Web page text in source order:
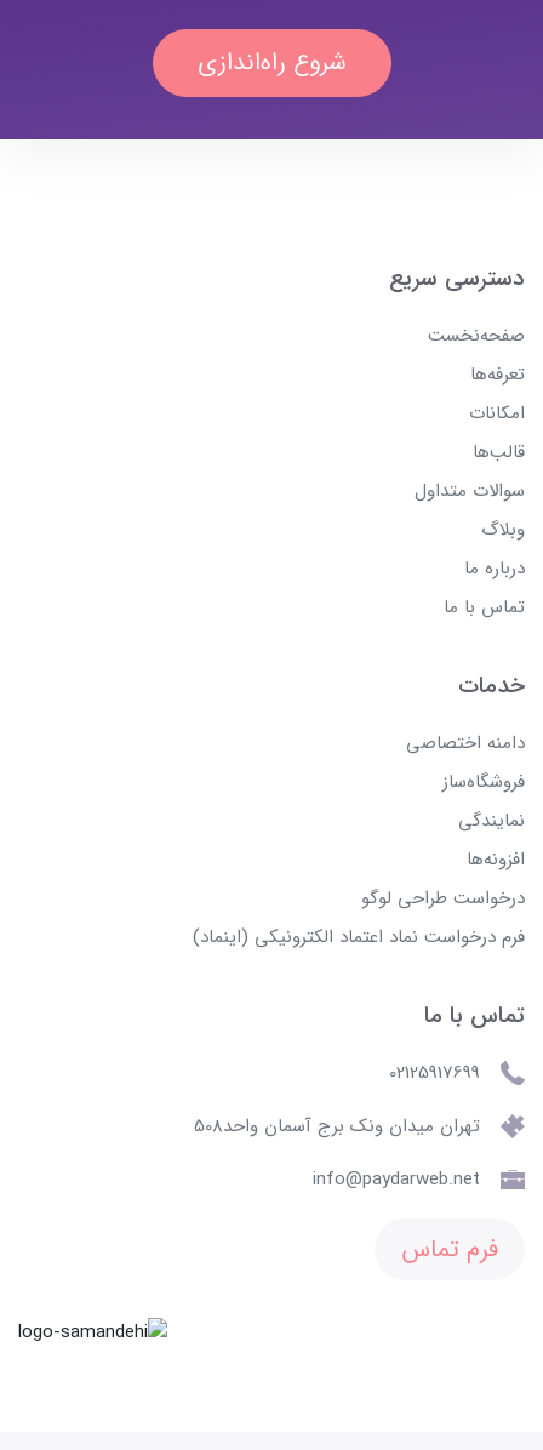
شروع راه‌اندازی
دسترسی سریع
صفحه‌نخست
تعرفه‌ها
امکانات
قالب‌ها
سوالات متداول
وبلاگ
درباره ما
تماس با ما
خدمات
دامنه اختصاصی
فروشگاه‌ساز
نمایندگی
افزونه‌ها
درخواست طراحی لوگو
فرم درخواست نماد اعتماد الکترونیکی (اینماد)
تماس با ما
02125917699
تهران میدان ونک برج آسمان واحد508
info@paydarweb.net
فرم تماس